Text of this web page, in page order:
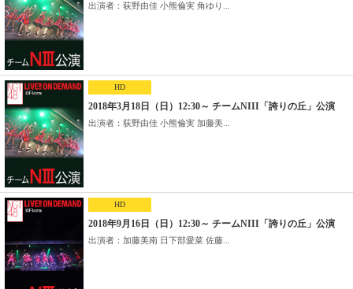
出演者：荻野由佳 小熊倫実 角ゆり...
HD
2018年3月18日（日）12:30～ チームNIII「誇りの丘」公演
出演者：荻野由佳 小熊倫実 加藤美...
HD
2018年9月16日（日）12:30～ チームNIII「誇りの丘」公演
出演者：加藤美南 日下部愛菜 佐藤...